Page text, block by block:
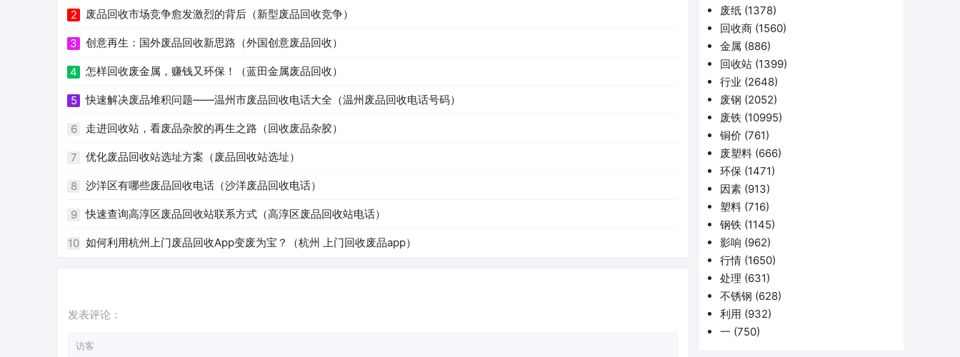
2 废品回收市场竞争愈发激烈的背后（新型废品回收竞争）
3 创意再生：国外废品回收新思路（外国创意废品回收）
4 怎样回收废金属，赚钱又环保！（蓝田金属废品回收）
5 快速解决废品堆积问题——温州市废品回收电话大全（温州废品回收电话号码）
6 走进回收站，看废品杂胶的再生之路（回收废品杂胶）
7 优化废品回收站选址方案（废品回收站选址）
8 沙洋区有哪些废品回收电话（沙洋废品回收电话）
9 快速查询高淳区废品回收站联系方式（高淳区废品回收站电话）
10 如何利用杭州上门废品回收App变废为宝？（杭州 上门回收废品app）
发表评论：
废纸 (1378)
回收商 (1560)
金属 (886)
回收站 (1399)
行业 (2648)
废钢 (2052)
废铁 (10995)
铜价 (761)
废塑料 (666)
环保 (1471)
因素 (913)
塑料 (716)
钢铁 (1145)
影响 (962)
行情 (1650)
处理 (631)
不锈钢 (628)
利用 (932)
一 (750)